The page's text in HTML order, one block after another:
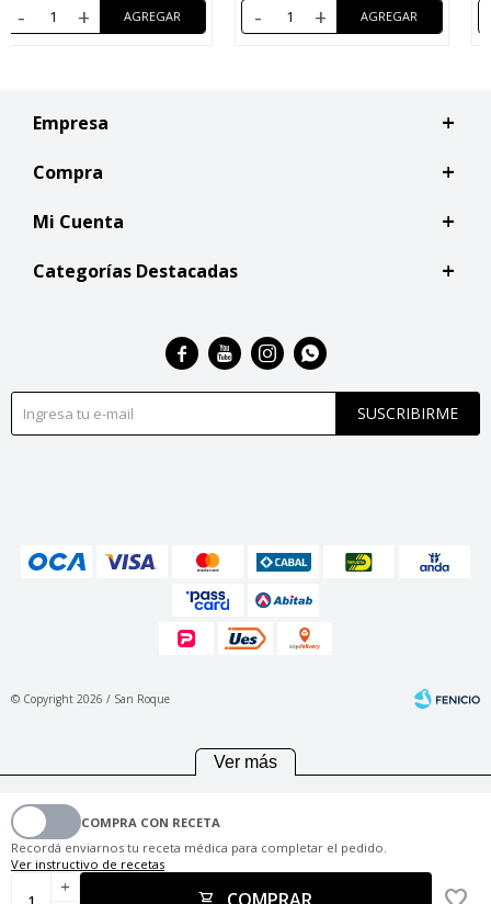
COMPRA CON RECETA
Recordá enviarnos tu receta médica para completar el pedido.
Ver instructivo de recetas
add
- -
Empresa
Compra
Mi Cuenta
Categorías Destacadas
SUSCRIBIRME
   
© Copyright 2026 / San Roque
Ver más